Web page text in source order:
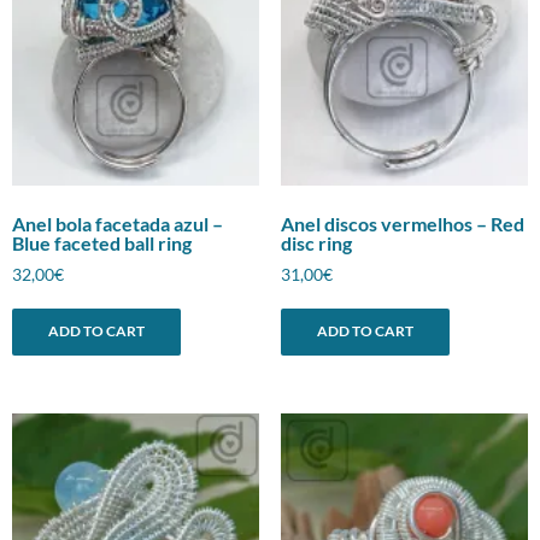
Anel bola facetada azul –
Blue faceted ball ring
32,00€
ADD TO CART
Anel discos vermelhos – Red
disc ring
31,00€
ADD TO CART